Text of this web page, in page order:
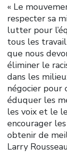
« Le
respecter sa
lutter pour
tous les
que nous
éliminer le
dans les
négocier pour
éduquer les
les voix et le
encourager
obtenir de
Larry